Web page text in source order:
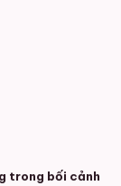
trong bối cảnh